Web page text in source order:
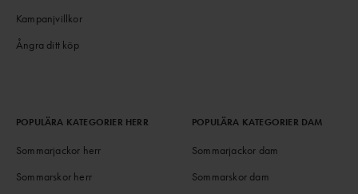
Kampanjvillkor
Ångra ditt köp
POPULÄRA KATEGORIER HERR
Sommarjackor herr
Sommarskor herr
POPULÄRA KATEGORIER DAM
Sommarjackor dam
Sommarskor dam